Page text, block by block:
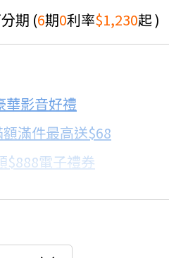
期 (6期0利率$1,230起 )
請以購物車顯示為主
額
配合銀行/業者
18家銀行/業者
影音好禮
滿件最高送$68
$888電子禮券
享回饋